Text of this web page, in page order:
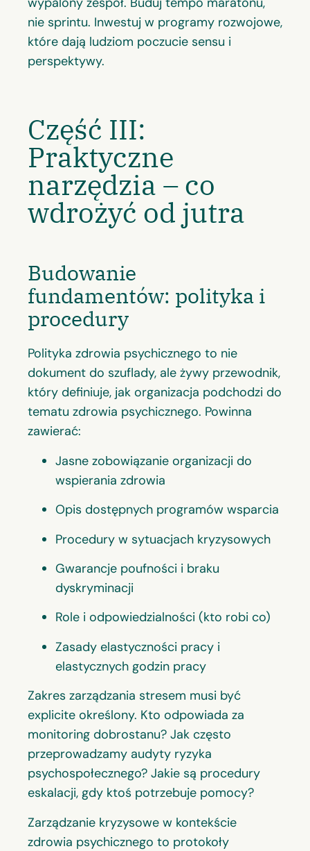
nie sprintu. Inwestuj w programy rozwojowe,
które dają ludziom poczucie sensu i
perspektywy.
Część III:
Praktyczne
narzędzia – co
wdrożyć od jutra
Budowanie
fundamentów: polityka i
procedury
Polityka zdrowia psychicznego to nie
dokument do szuflady, ale żywy przewodnik,
który definiuje, jak organizacja podchodzi do
tematu zdrowia psychicznego. Powinna
zawierać:
Jasne zobowiązanie organizacji do
wspierania zdrowia
Opis dostępnych programów wsparcia
Procedury w sytuacjach kryzysowych
Gwarancje poufności i braku
dyskryminacji
Role i odpowiedzialności (kto robi co)
Zasady elastyczności pracy i
elastycznych godzin pracy
Zakres zarządzania stresem musi być
explicite określony. Kto odpowiada za
monitoring dobrostanu? Jak często
przeprowadzamy audyty ryzyka
psychospołecznego? Jakie są procedury
eskalacji, gdy ktoś potrzebuje pomocy?
Zarządzanie kryzysowe w kontekście
zdrowia psychicznego to protokoły